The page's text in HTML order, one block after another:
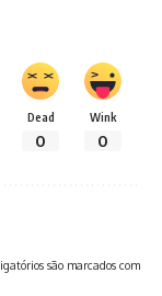
Dead
0
Wink
0
são marcados com